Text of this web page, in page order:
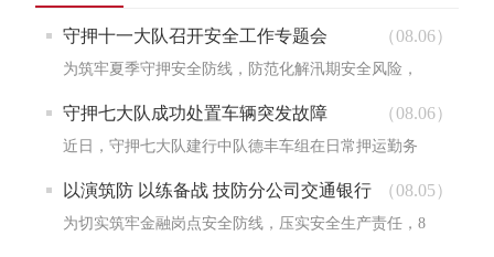
守押十一大队召开安全工作专题会 （08.06）
为筑牢夏季守押安全防线，防范化解汛期安全风险，
近日，守押十一大队召开安全工作专题会，重点就枪
支弹药管...
守押七大队成功处置车辆突发故障 （08.06）
近日，守押七大队建行中队德丰车组在日常押运勤务
执行途中，突发车辆爆胎险情。车组全体人员沉着冷
静、规范...
以演筑防 以练备战 技防分公司交通银行
岗点开展消防培训演练
（08.05）
为切实筑牢金融岗点安全防线，压实安全生产责任，8